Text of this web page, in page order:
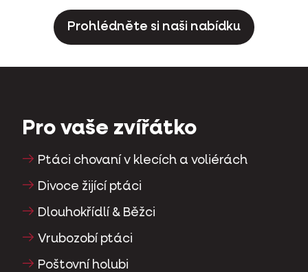
Prohlédněte si naši nabídku
Pro vaše zvířátko
Ptáci chovaní v klecích a voliérách
Divoce žijící ptáci
Dlouhokřídlí & Běžci
Vrubozobí ptáci
Poštovní holubi